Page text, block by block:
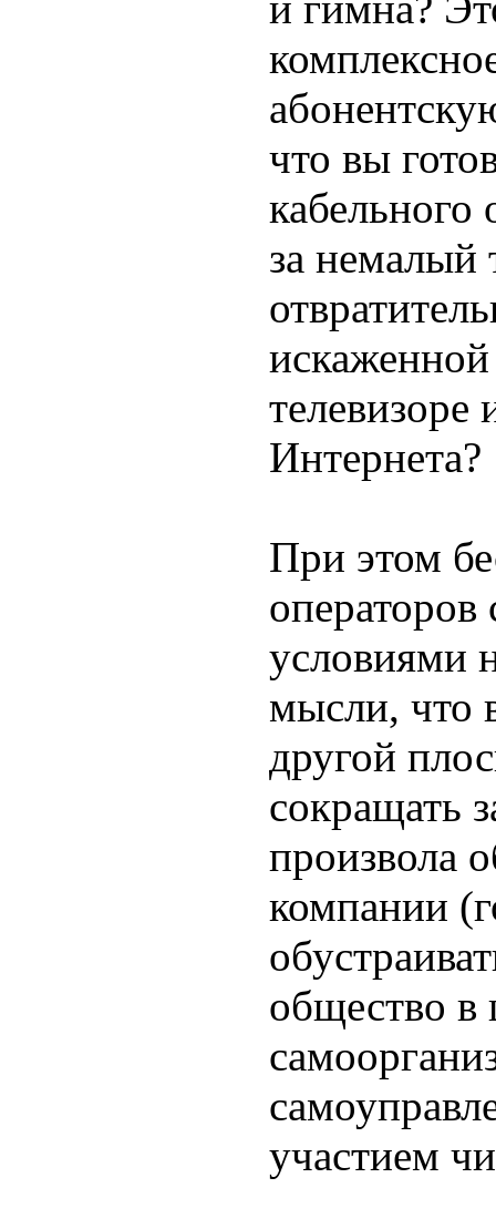
что вы
кабельного
за немалый
телевизоре
Интернета?
При этом
условиями
мысли, что
другой
сокращать
произвола
компании
общество в
участием